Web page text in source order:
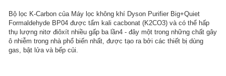
Bộ lọc K-Carbon của Máy lọc không khí Dyson Purifier Big+Quiet
Formaldehyde BP04 được tẩm kali cacbonat (K2CO3) và có thể hấp
thụ lượng nitơ điôxít nhiều gấp ba lần4 - đây một trong những chất gây
ô nhiễm trong nhà phổ biến nhất, được tạo ra bởi các thiết bị dùng
gas, bật lửa và bếp củi.